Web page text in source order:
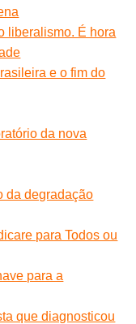
liberalismo. É hora
e o fim do
da nova
da degradação
para Todos ou
para a
que diagnosticou